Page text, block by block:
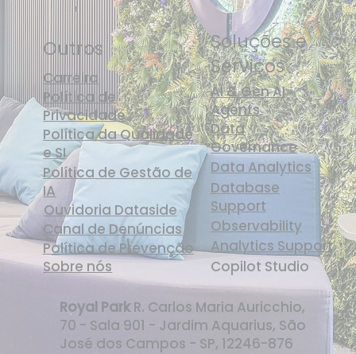
Soluções e
Serviços
AI & Gen AI
Agents
Data
Governance
Data Analytics
Database
Support
Observability
Analytics Support
Copilot Studio
Royal ParkR. Carlos Maria Auricchio,
70 - Sala 901 - Jardim Aquarius, São
José dos Campos - SP, 12246-876
Outros
Carreira
Política de
Privacidade
Política da Qualidade
e SI
Política de Gestão de
IA
Ouvidoria Dataside
Canal de Denúncias
Política de Prevenção
Sobre nós